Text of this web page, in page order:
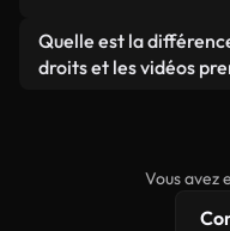
que produit
filigrane. Vous
prêtes à l'emploi.
Oui. Vous pouvez
remixer nos vidéos.
Quelle est la
droits et les vidéos
résolution 4K et des
Vous avez